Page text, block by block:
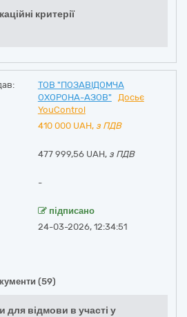
критерії
ТОВ "ПОЗАВІДОМЧА
ОХОРОНА-АЗОВ"
Досьє
YouControl
410 000 UAH, з ПДВ
477 999,56 UAH, з ПДВ
-
підписано
24-03-2026, 12:34:51
(59)
для відмови в участі у